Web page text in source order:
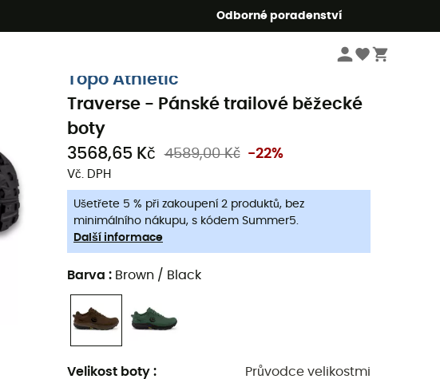
Odborné poradenství
Summer5
Pánské trailové běžecké boty
Topo Athletic
Traverse - Pánské trailové běžecké
boty
3568,65 Kč
4589,00 Kč -22%
Vč. DPH
Ušetřete 5 % při zakoupení 2 produktů, bez
minimálního nákupu, s kódem Summer5.
Další informace
Barva : Brown / Black
Velikost boty : Průvodce velikostmi